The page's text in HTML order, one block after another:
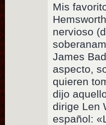
Mis
nervioso
James
aspecto,
quieren
dijo
dirige Len
español: